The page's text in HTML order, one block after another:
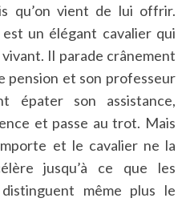
qu’on vient de lui offrir.
est un élégant cavalier qui
Il parade crânement
pension et son professeur
épater son assistance,
et passe au trot. Mais
et le cavalier ne la
jusqu’à ce que les
même plus le